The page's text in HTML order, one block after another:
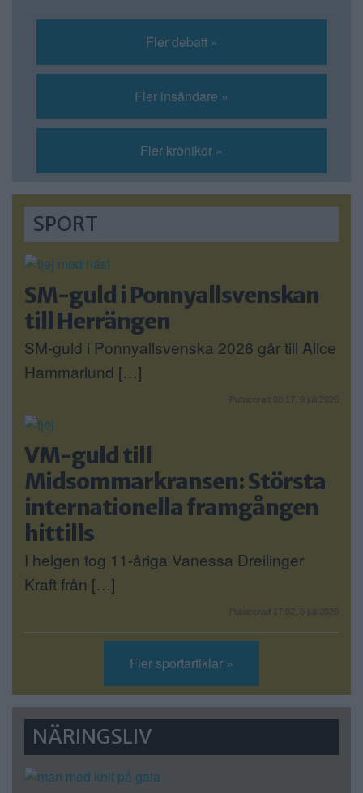
Fler debatt »
Fler insändare »
Fler krönikor »
SPORT
SM-guld i Ponnyallsvenskan
till Herrängen
SM-guld i Ponnyallsvenska 2026 går till Alice
Hammarlund […]
Publicerad 08:17, 9 juli 2026
VM-guld till
Midsommarkransen: Största
internationella framgången
hittills
I helgen tog 11-åriga Vanessa Dreilinger
Kraft från […]
Publicerad 17:02, 6 juli 2026
Fler sportartiklar »
NÄRINGSLIV